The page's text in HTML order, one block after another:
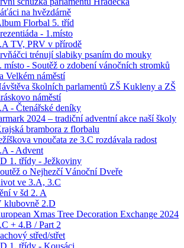
na hvězdárně
Florbal 5. tříd
- 1.místo
TV, PRV v přírodě
trénují slabiky psaním do mouky
místo - Soutěž o zdobení vánočních stromků
Velkém náměstí
školních parlamentů ZŠ Kukleny a ZŠ
náměstí
- Čtenářské deníky
2024 – tradiční adventní akce naší školy
brambora z florbalu
vnoučata ze 3.C rozdávala radost
- Advent
1. třídy - Ježkoviny
o Nejhezčí Vánoční Dveře
ve 3.A, 3.C
v šd 2. A
klubovně 2.D
Xmas Tree Decoration Exchange 2024
+ 4.B / Part 2
střed/střet